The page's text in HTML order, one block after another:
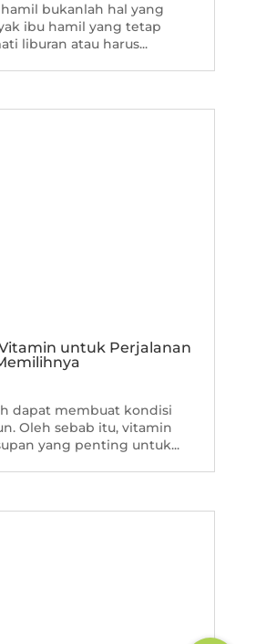
bukanlah hal yang
ibu hamil yang tetap
liburan atau harus...
untuk Perjalanan
dapat membuat kondisi
Oleh sebab itu, vitamin
yang penting untuk...